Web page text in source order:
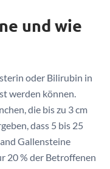
und wie
oder Bilirubin in
werden können.
die bis zu 3 cm
dass 5 bis 25
Gallensteine
20 % der Betroffenen